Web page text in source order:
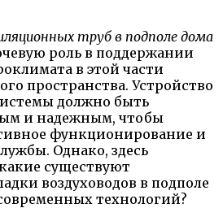
труб в подполе дома
роль в поддержании
в этой части
пространства. Устройство
должно быть
и надежным, чтобы
функционирование и
Однако, здесь
существуют
воздуховодов в подполе
технологий?